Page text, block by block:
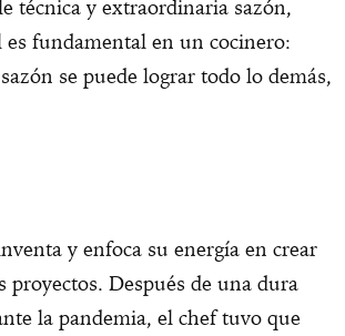
técnica y extraordinaria sazón,
es fundamental en un cocinero:
se puede lograr todo lo demás,
y enfoca su energía en crear
proyectos. Después de una dura
la pandemia, el chef tuvo que